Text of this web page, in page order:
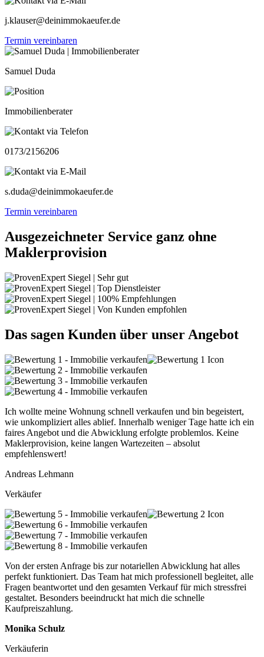
j.klauser@deinimmokaeufer.de
Termin vereinbaren
Samuel Duda
Immobilienberater
0173/2156206
s.duda@deinimmokaeufer.de
Termin vereinbaren
Ausgezeichneter Service ganz ohne
Maklerprovision
Das sagen Kunden über unser Angebot
Ich wollte meine Wohnung schnell verkaufen und bin begeistert,
wie unkompliziert alles ablief. Innerhalb weniger Tage hatte ich ein
faires Angebot und die Abwicklung erfolgte problemlos. Keine
Maklerprovision, keine langen Wartezeiten – absolut
empfehlenswert!
Andreas Lehmann
Verkäufer
Von der ersten Anfrage bis zur notariellen Abwicklung hat alles
perfekt funktioniert. Das Team hat mich professionell begleitet, alle
Fragen beantwortet und den gesamten Verkauf für mich stressfrei
gestaltet. Besonders beeindruckt hat mich die schnelle
Kaufpreiszahlung.
Monika Schulz
Verkäuferin